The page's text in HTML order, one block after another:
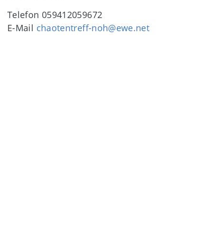
Telefon 059412059672
E-Mail chaotentreff-noh@ewe.net